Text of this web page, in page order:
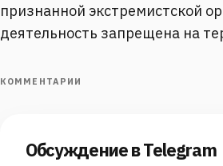
признанной экстремистской
деятельность запрещена на
КОММЕНТАРИИ
Обсуждение в Telegram